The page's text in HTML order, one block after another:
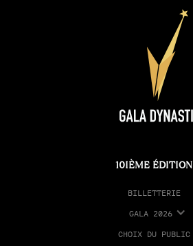
10IÈME ÉDITION
BILLETTERIE
GALA 2026
CHOIX DU PUBLIC